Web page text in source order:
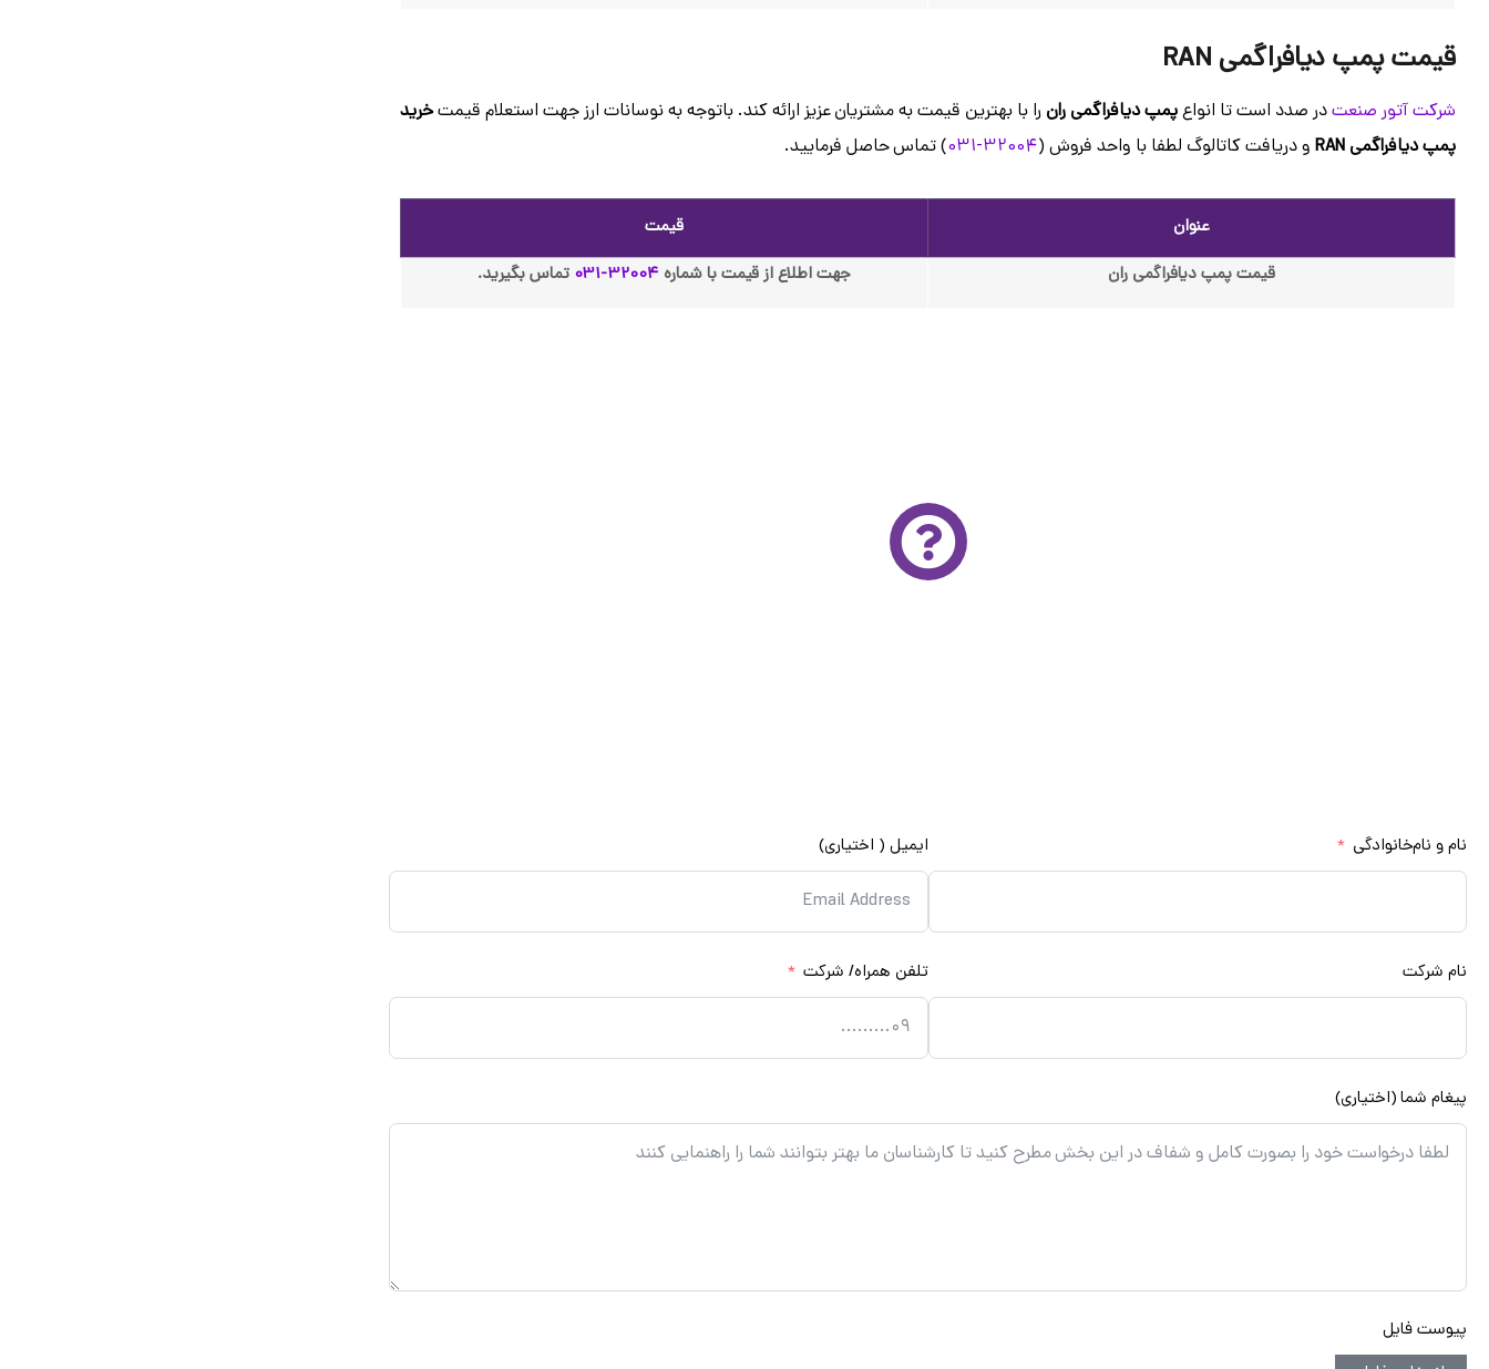
قیمت پمپ دیافراگمی RAN
شرکت آتور صنعتدر صدد است تا انواعپمپ دیافراگمی ران را با بهترین قیمت به مشتریان عزیز ارائه کند. باتوجه به نوسانات ارز جهت استعلام قیمتخرید
پمپدیافراگمی RAN و دریافت کاتالوگ لطفا با واحد فروش (32004-031 ) تماس حاصل فرمایید.
عنوان
قیمت
قیمت پمپ دیافراگمی ران
جهت اطلاع از قیمت با شماره 32004-031 تماس بگیرید.
مشاوره رایگان
نام و نام‌خانوادگی ایمیل ( اختیاری)
نام شرکت تلفن همراه/ شرکت
پیغام شما (اختیاری)
پیوست فایل